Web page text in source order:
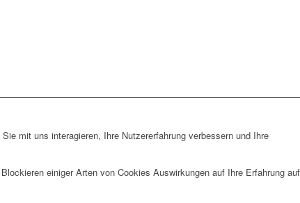
mit uns interagieren, Ihre Nutzererfahrung verbessern und Ihre
einiger Arten von Cookies Auswirkungen auf Ihre Erfahrung auf